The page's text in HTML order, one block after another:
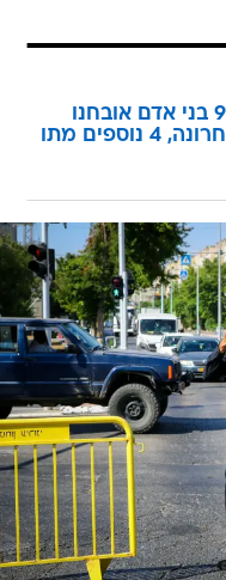
משרד הבריאות: 977 בני אדם אובחנו
מתו